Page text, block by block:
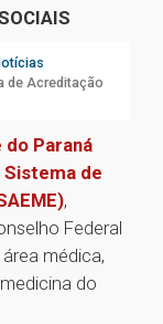
de Acreditação
Paraná
Sistema de
,
Federal
médica,
do